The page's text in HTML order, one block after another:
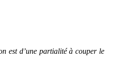
est d’une partialité à couper le